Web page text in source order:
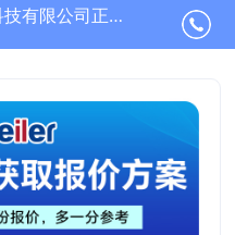
北京莱乐益通科技有限公司正在为您服务